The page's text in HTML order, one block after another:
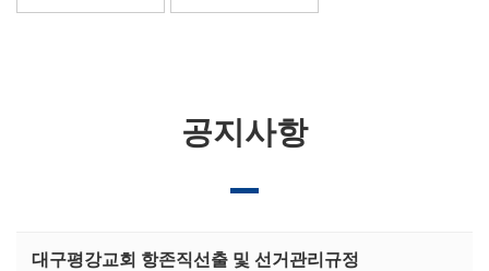
공지사항
대구평강교회 항존직선출 및 선거관리규정